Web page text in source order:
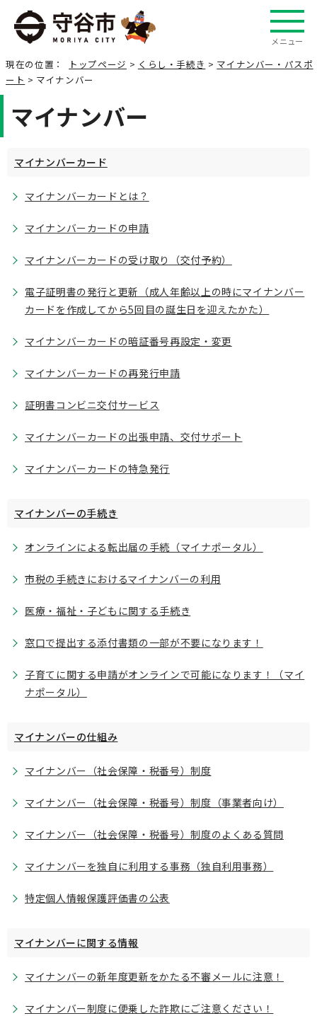
メニュー
現在の位置： トップページ > くらし・手続き > マイナンバー・パスポ
ート > マイナンバー
マイナンバー
マイナンバーカード
マイナンバーカードとは？
マイナンバーカードの申請
マイナンバーカードの受け取り（交付予約）
電子証明書の発行と更新（成人年齢以上の時にマイナンバー
カードを作成してから5回目の誕生日を迎えたかた）
マイナンバーカードの暗証番号再設定・変更
マイナンバーカードの再発行申請
証明書コンビニ交付サービス
マイナンバーカードの出張申請、交付サポート
マイナンバーカードの特急発行
マイナンバーの手続き
オンラインによる転出届の手続（マイナポータル）
市税の手続きにおけるマイナンバーの利用
医療・福祉・子どもに関する手続き
窓口で提出する添付書類の一部が不要になります！
子育てに関する申請がオンラインで可能になります！（マイ
ナポータル）
マイナンバーの仕組み
マイナンバー（社会保障・税番号）制度
マイナンバー（社会保障・税番号）制度（事業者向け）
マイナンバー（社会保障・税番号）制度のよくある質問
マイナンバーを独自に利用する事務（独自利用事務）
特定個人情報保護評価書の公表
マイナンバーに関する情報
マイナンバーの新年度更新をかたる不審メールに注意！
マイナンバー制度に便乗した詐欺にご注意ください！